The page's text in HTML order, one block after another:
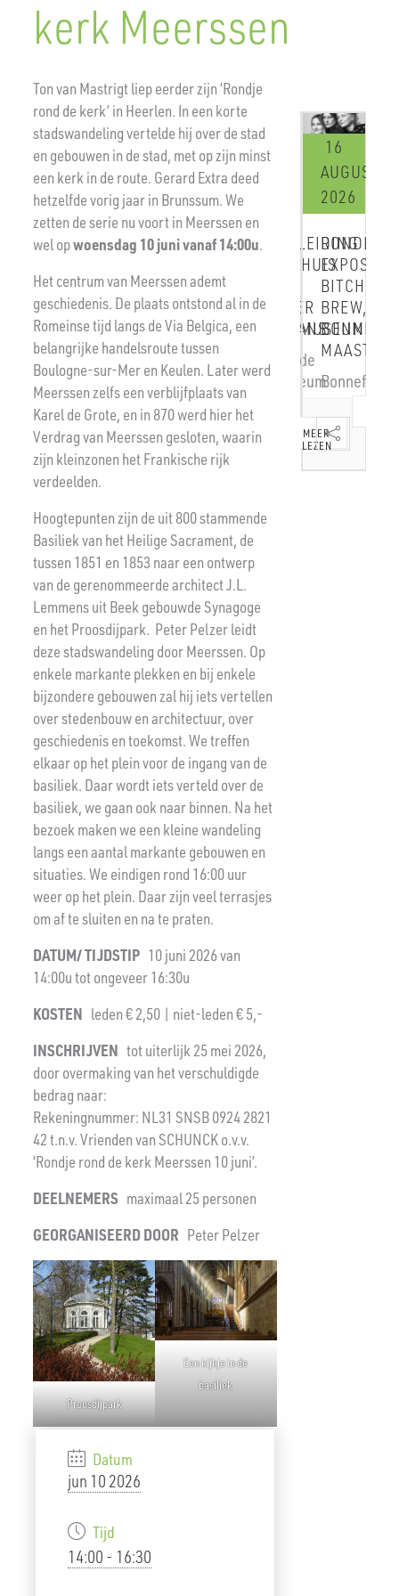
kerk Meerssen
Ton van Mastrigt liep eerder zijn ‘Rondje
rond de kerk’ in Heerlen. In een korte
stadswandeling vertelde hij over de stad
en gebouwen in de stad, met op zijn minst
een kerk in de route. Gerard Extra deed
hetzelfde vorig jaar in Brunssum. We
zetten de serie nu voort in Meerssen en
wel opwoensdag 10 juni vanaf 14:00u.
Het centrum van Meerssen ademt
geschiedenis. De plaats ontstond al in de
Romeinse tijd langs de Via Belgica, een
belangrijke handelsroute tussen
Boulogne-sur-Mer en Keulen. Later werd
Meerssen zelfs een verblijfplaats van
Karel de Grote, en in 870 werd hier het
Verdrag van Meerssen gesloten, waarin
zijn kleinzonen het Frankische rijk
verdeelden.
Hoogtepunten zijn de uit 800 stammende
Basiliek van het Heilige Sacrament, de
tussen 1851 en 1853 naar een ontwerp
van de gerenommeerde architect J.L.
Lemmens uit Beek gebouwde Synagoge
en het Proosdijpark. Peter Pelzer leidt
deze stadswandeling door Meerssen. Op
enkele markante plekken en bij enkele
bijzondere gebouwen zal hij iets vertellen
over stedenbouw en architectuur, over
geschiedenis en toekomst. We treffen
elkaar op het plein voor de ingang van de
basiliek. Daar wordt iets verteld over de
basiliek, we gaan ook naar binnen. Na het
bezoek maken we een kleine wandeling
langs een aantal markante gebouwen en
situaties. We eindigen rond 16:00 uur
weer op het plein. Daar zijn veel terrasjes
om af te sluiten en na te praten.
DATUM/ TIJDSTIP 10 juni 2026 van
14:00u tot ongeveer 16:30u
KOSTEN leden € 2,50 | niet-leden € 5,-
INSCHRIJVENtot uiterlijk 25 mei 2026,
door overmaking van het verschuldigde
bedrag naar:
Rekeningnummer: NL31 SNSB 0924 2821
42 t.n.v. Vrienden van SCHUNCK o.v.v.
‘Rondje rond de kerk Meerssen 10 juni’.
DEELNEMERS maximaal 25 personen
GEORGANISEERD DOOR Peter Pelzer
Proosdijpark
Een kijkje in de
basiliek
Datum
jun 10 2026
Tijd
14:00 - 16:30
16
AUGUSTUS
2026
RONDLEIDING
BITCHES
BREW,
BONNEFANTENMUSEUM
MAASTRICHT
Bonnefantenmuseum
MEER
LEZEN
19
SEPTEMBER
2026
RONDLEIDING
EN
ATELIER
HERMANS
Vaesrade
MEER
LEZEN
AUGUSTUS
RONDLEIDING
EXPOSITIE
BITCHES
BREW,
MAASTRICHT
MEER
LEZEN
2026
EN
LEZEN